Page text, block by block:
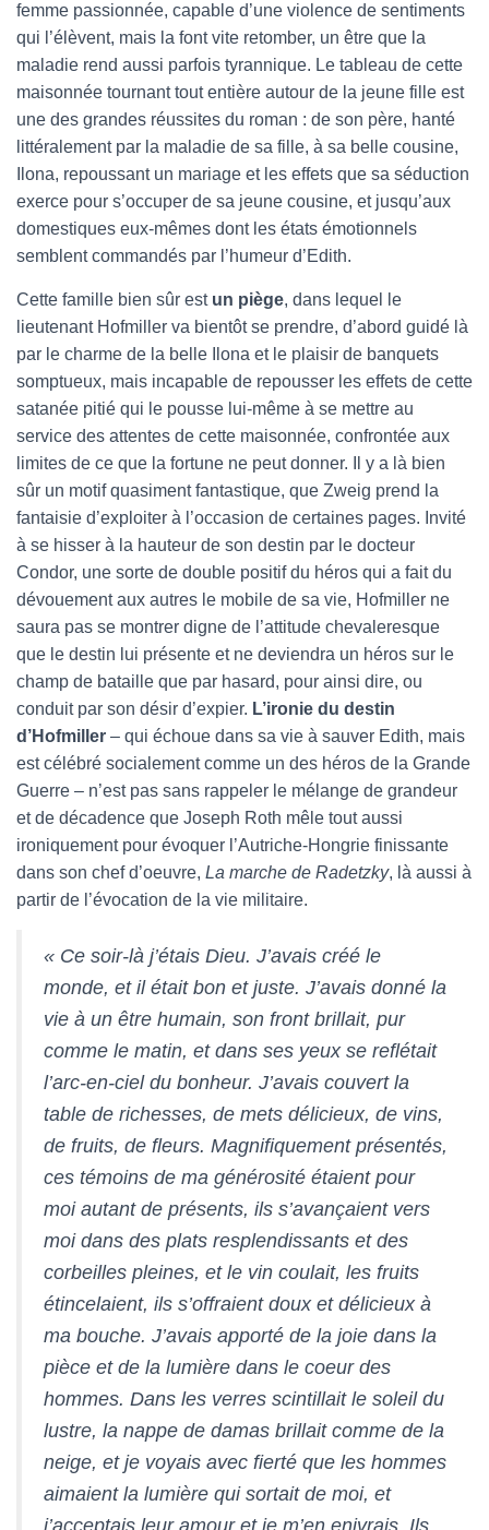
femme passionnée, capable d’une violence de sentiments
qui l’élèvent, mais la font vite retomber, un être que la
maladie rend aussi parfois tyrannique. Le tableau de cette
maisonnée tournant tout entière autour de la jeune fille est
une des grandes réussites du roman : de son père, hanté
littéralement par la maladie de sa fille, à sa belle cousine,
Ilona, repoussant un mariage et les effets que sa séduction
exerce pour s’occuper de sa jeune cousine, et jusqu’aux
domestiques eux-mêmes dont les états émotionnels
semblent commandés par l’humeur d’Edith.
Cette famille bien sûr est un piège, dans lequel le
lieutenant Hofmiller va bientôt se prendre, d’abord guidé là
par le charme de la belle Ilona et le plaisir de banquets
somptueux, mais incapable de repousser les effets de cette
satanée pitié qui le pousse lui-même à se mettre au
service des attentes de cette maisonnée, confrontée aux
limites de ce que la fortune ne peut donner. Il y a là bien
sûr un motif quasiment fantastique, que Zweig prend la
fantaisie d’exploiter à l’occasion de certaines pages. Invité
à se hisser à la hauteur de son destin par le docteur
Condor, une sorte de double positif du héros qui a fait du
dévouement aux autres le mobile de sa vie, Hofmiller ne
saura pas se montrer digne de l’attitude chevaleresque
que le destin lui présente et ne deviendra un héros sur le
champ de bataille que par hasard, pour ainsi dire, ou
conduit par son désir d’expier. L’ironie du destin
d’Hofmiller – qui échoue dans sa vie à sauver Edith, mais
est célébré socialement comme un des héros de la Grande
Guerre – n’est pas sans rappeler le mélange de grandeur
et de décadence que Joseph Roth mêle tout aussi
ironiquement pour évoquer l’Autriche-Hongrie finissante
dans son chef d’oeuvre, La marche de Radetzky, là aussi à
partir de l’évocation de la vie militaire.
« Ce soir-là j’étais Dieu. J’avais créé le
monde, et il était bon et juste. J’avais donné la
vie à un être humain, son front brillait, pur
comme le matin, et dans ses yeux se reflétait
l’arc-en-ciel du bonheur. J’avais couvert la
table de richesses, de mets délicieux, de vins,
de fruits, de fleurs. Magnifiquement présentés,
ces témoins de ma générosité étaient pour
moi autant de présents, ils s’avançaient vers
moi dans des plats resplendissants et des
corbeilles pleines, et le vin coulait, les fruits
étincelaient, ils s’offraient doux et délicieux à
ma bouche. J’avais apporté de la joie dans la
pièce et de la lumière dans le coeur des
hommes. Dans les verres scintillait le soleil du
lustre, la nappe de damas brillait comme de la
neige, et je voyais avec fierté que les hommes
aimaient la lumière qui sortait de moi, et
j’acceptais leur amour et je m’en enivrais. Ils